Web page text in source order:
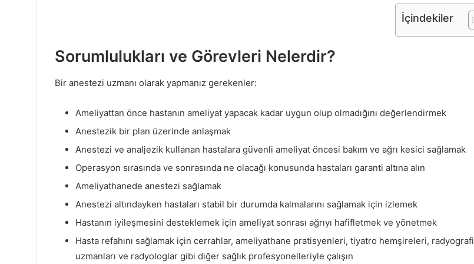
İçindekiler
Sorumlulukları ve Görevleri Nelerdir?
Bir anestezi uzmanı olarak yapmanız gerekenler:
Ameliyattan önce hastanın ameliyat yapacak kadar uygun olup olmadığını değerlendirmek
Anestezik bir plan üzerinde anlaşmak
Anestezi ve analjezik kullanan hastalara güvenli ameliyat öncesi bakım ve ağrı kesici sağlamak
Operasyon sırasında ve sonrasında ne olacağı konusunda hastaları garanti altına alın
Ameliyathanede anestezi sağlamak
Anestezi altındayken hastaları stabil bir durumda kalmalarını sağlamak için izlemek
Hastanın iyileşmesini desteklemek için ameliyat sonrası ağrıyı hafifletmek ve yönetmek
Hasta refahını sağlamak için cerrahlar, ameliyathane pratisyenleri, tiyatro hemşireleri, radyografi
uzmanları ve radyologlar gibi diğer sağlık profesyonelleriyle çalışın